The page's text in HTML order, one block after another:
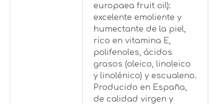
europaea fruit oil):
excelente emoliente y
humectante de la piel,
rico en vitamina E,
polifenoles, ácidos
grasos (oleico, linoleico
y linolénico) y escualeno.
Producido en España,
de calidad virgen y